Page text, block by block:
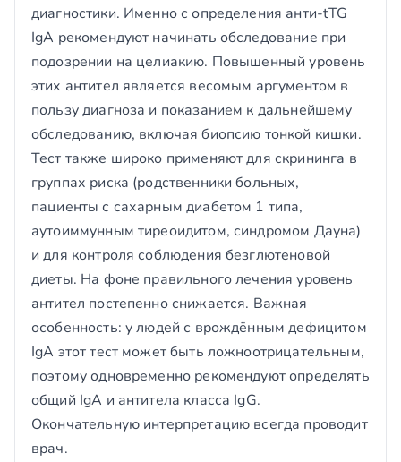
диагностики. Именно с определения анти-tTG
IgA рекомендуют начинать обследование при
подозрении на целиакию. Повышенный уровень
этих антител является весомым аргументом в
пользу диагноза и показанием к дальнейшему
обследованию, включая биопсию тонкой кишки.
Тест также широко применяют для скрининга в
группах риска (родственники больных,
пациенты с сахарным диабетом 1 типа,
аутоиммунным тиреоидитом, синдромом Дауна)
и для контроля соблюдения безглютеновой
диеты. На фоне правильного лечения уровень
антител постепенно снижается. Важная
особенность: у людей с врождённым дефицитом
IgA этот тест может быть ложноотрицательным,
поэтому одновременно рекомендуют определять
общий IgA и антитела класса IgG.
Окончательную интерпретацию всегда проводит
врач.